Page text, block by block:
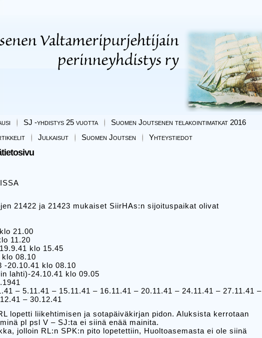
SJ -yhdistys 25 vuotta
Suomen Joutsenen telakointimatkat 2016
Julkaisut Suomen Joutsen Yhteystiedot
21422 ja 21423 mukaiset SiirHAs:n sijoituspaikat olivat
21.00
11.20
klo 15.45
08.10
-20.10.41 klo 08.10
lahti)-24.10.41 klo 09.05
– 5.11.41 – 15.11.41 – 16.11.41 – 20.11.41 – 24.11.41 – 27.11.41 –
– 30.12.41
lopetti liikehtimisen ja sotapäiväkirjan pidon. Aluksista kerrotaan
pl psl V – SJ:ta ei siinä enää mainita.
jolloin RL:n SPK:n pito lopetettiin, Huoltoasemasta ei ole siinä